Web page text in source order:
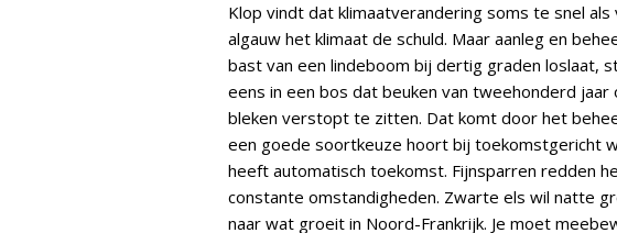
Klop vindt dat klimaatverandering soms te snel
algauw het klimaat de schuld. Maar aanleg en
bast van een lindeboom bij dertig graden loslaat,
eens in een bos dat beuken van tweehonderd
bleken verstopt te zitten. Dat komt door het
een goede soortkeuze hoort bij toekomstgericht
heeft automatisch toekomst. Fijnsparren redden
constante omstandigheden. Zwarte els wil natte
naar wat groeit in Noord-Frankrijk. Je moet